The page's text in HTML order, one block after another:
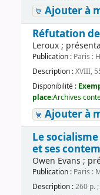
Ajouter à
Réfutation
Leroux ;
Publication : Paris :
Description :XVIII,
Disponibilité :
place:Archives
Ajouter à
Le
et ses
Owen Evans ;
Publication : Paris :
Description :260 p.